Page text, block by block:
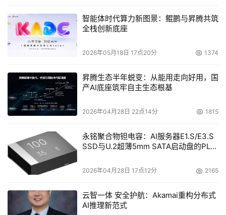
智能体时代算力新图景：鲲鹏与昇腾共筑
全栈创新底座
2026年05月18日 17点20分 1374
昇腾生态半年蜕变：从能用走向好用，国
产AI底座筑牢自主生态根基
2026年04月28日 22点14分 1815
永铭聚合物钽电容：AI服务器E1.S/E3.S
SSD与U.2超薄5mm SATA启动盘的PLP
2026年04月28日 17点12分 2165
云智一体 安全护航：Akamai重构分布式
AI推理新范式